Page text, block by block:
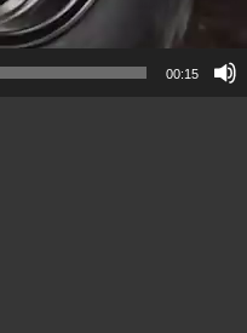
00:15